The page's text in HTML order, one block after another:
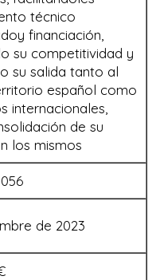
técnico
financiación,
su competitividad y
su salida tanto al
español como
internacionales,
de su
los mismos
de 2023